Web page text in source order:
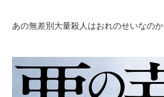
あの無差別大量殺人はおれのせいなのか